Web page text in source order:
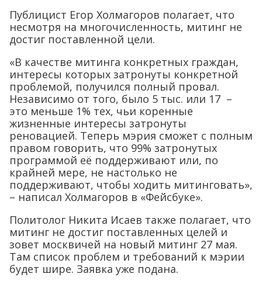
Публицист Егор Холмагоров полагает, что
несмотря на многочисленность, митинг не
достиг поставленной цели.
«В качестве митинга конкретных граждан,
интересы которых затронуты конкретной
проблемой, получился полный провал.
Независимо от того, было 5 тыс. или 17 –
это меньше 1% тех, чьи коренные
жизненные интересы затронуты
реновацией. Теперь мэрия сможет с полным
правом говорить, что 99% затронутых
программой её поддерживают или, по
крайней мере, не настолько не
поддерживают, чтобы ходить митинговать»,
– написал Холмагоров в «Фейсбуке».
Политолог Никита Исаев также полагает, что
митинг не достиг поставленных целей и
зовет москвичей на новый митинг 27 мая.
Там список проблем и требований к мэрии
будет шире. Заявка уже подана.